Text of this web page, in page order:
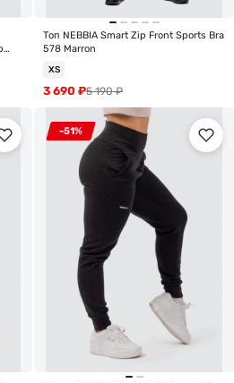
Топ NEBBIA Smart Zip Front Sports Bra
578 Marron
XS
5 190₽
3 690 ₽
-51%